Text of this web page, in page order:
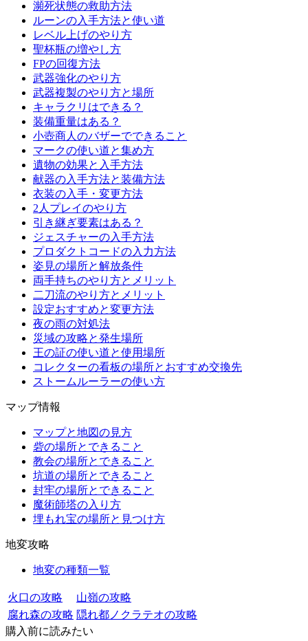
瀕死状態の救助方法
ルーンの入手方法と使い道
レベル上げのやり方
聖杯瓶の増やし方
FPの回復方法
武器強化のやり方
武器複製のやり方と場所
キャラクリはできる？
装備重量はある？
小壺商人のバザーでできること
マークの使い道と集め方
遺物の効果と入手方法
献器の入手方法と装備方法
衣装の入手・変更方法
2人プレイのやり方
引き継ぎ要素はある？
ジェスチャーの入手方法
プロダクトコードの入力方法
姿見の場所と解放条件
両手持ちのやり方とメリット
二刀流のやり方とメリット
設定おすすめと変更方法
夜の雨の対処法
災域の攻略と発生場所
王の証の使い道と使用場所
コレクターの看板の場所とおすすめ交換先
ストームルーラーの使い方
マップ情報
マップと地図の見方
砦の場所とできること
教会の場所とできること
坑道の場所とできること
封牢の場所とできること
魔術師塔の入り方
埋もれ宝の場所と見つけ方
地変攻略
地変の種類一覧
火口の攻略
山嶺の攻略
腐れ森の攻略 隠れ都ノクラテオの攻略
購入前に読みたい